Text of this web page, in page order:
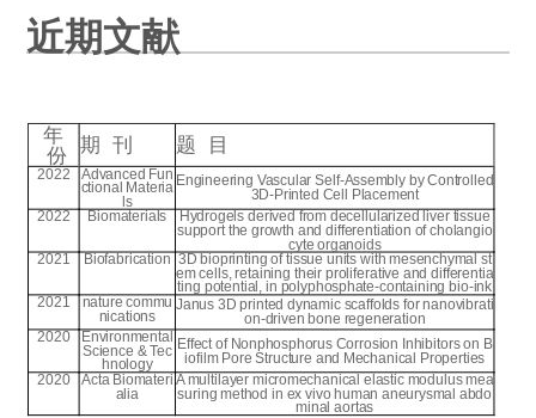
近期文献
年
份 期 刊 题 目
2022
Advanced Fun
ctional Materia
ls
Engineering Vascular Self-Assembly by Controlled
3D-Printed Cell Placement
2022
Biomaterials Hydrogels derived from decellularized liver tissue
support the growth and differentiation of cholangio
cyte organoids
2021
Biofabrication 3D bioprinting of tissue units with mesenchymal st
em cells, retaining their proliferative and differentia
ting potential, in polyphosphate-containing bio-ink
2021
nature commu
nications
Janus 3D printed dynamic scaffolds for nanovibrati
on-driven bone regeneration
2020
Environmental
Science & Tec
hnology
Effect of Nonphosphorus Corrosion Inhibitors on B
iofilm Pore Structure and Mechanical Properties
2020
Acta Biomateri
alia
A multilayer micromechanical elastic modulus mea
suring method in ex vivo human aneurysmal abdo
minal aortas